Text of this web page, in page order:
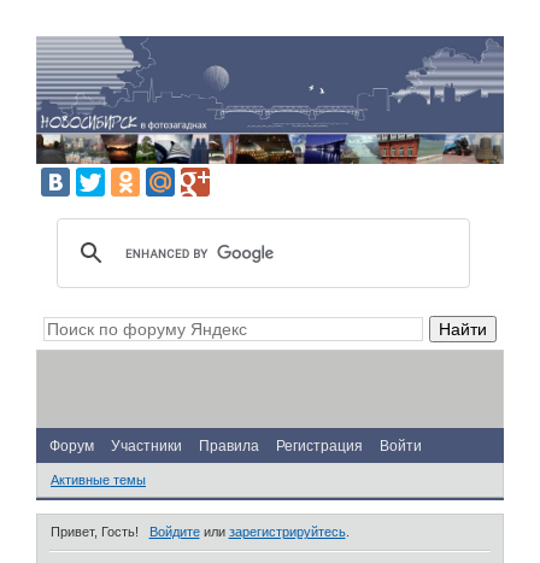
Форум Участники Правила Регистрация Войти
Активные темы
Привет, Гость! Войдитеили зарегистрируйтесь.